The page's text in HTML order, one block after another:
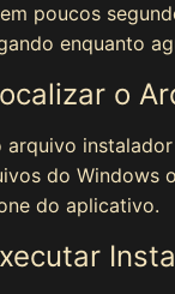
poucos
enquanto
o
do Windows
do aplicativo.